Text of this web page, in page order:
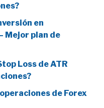
en
Mejor plan de
Loss de ATR
de Forex